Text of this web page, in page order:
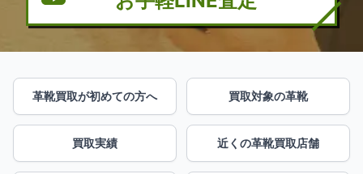
革靴買取が初めての方へ 買取対象の革靴
買取実績 近くの革靴買取店舗